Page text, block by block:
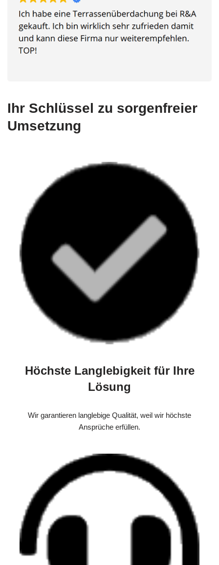
Ihr Schlüssel zu sorgenfreier
Umsetzung
Höchste Langlebigkeit für Ihre
Lösung
Wir garantieren langlebige Qualität, weil wir höchste
Ansprüche erfüllen.